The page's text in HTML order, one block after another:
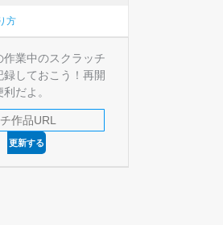
方
作業中のスクラッチ
しておこう！再開
だよ。
更新する